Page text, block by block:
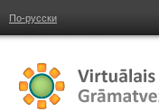
По-русски